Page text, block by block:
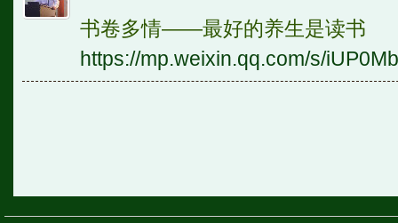
书卷多情——最好的养生是读书
https://mp.weixin.qq.com/s/